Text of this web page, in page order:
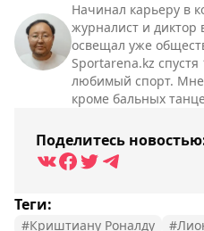
Начинал карьеру в
журналист и диктор
освещал уже
Sportarena.kz
любимый спорт. Мне
кроме бальных
Поделитесь
Теги:
#Криштиану Роналду